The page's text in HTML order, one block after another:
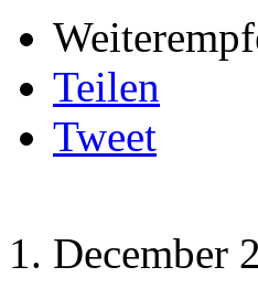
Teilen
Tweet
1. December